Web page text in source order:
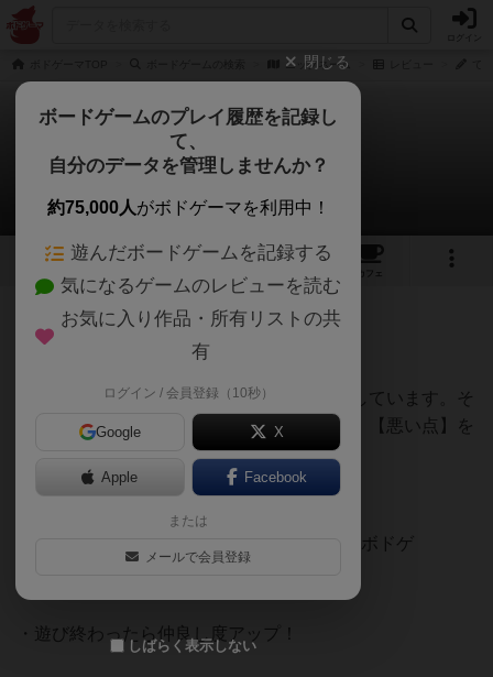
ニックネーム
ニックネーム
てうさんのレビュー
9 1 10
カフェ
85名 0名 0 12ヶ月前
様々なボードゲームのレビュー記事を掲載しています。そ
の中から【おすすめポイント】と【良い点】【悪い点】を
【おすすめポイント】
・初めましての人と遊ぶのに1番おすすめなボドゲ
・簡単で遊びやすく、短時間で決着がつく
・遊び終わったら仲良し度アップ！
閉じる
ボードゲームのプレイ履歴を記録し
て、
自分のデータを管理しませんか？
約75,000人がボドゲーマを利用中！
遊んだボードゲームを記録する
気になるゲームのレビューを読む
お気に入り作品・所有リストの共
有
ログイン / 会員登録（10秒）
Google X
Apple Facebook
または
メールで会員登録
しばらく表示しない